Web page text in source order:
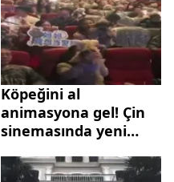
Köpeğini al
animasyona gel! Çin
sinemasında yeni